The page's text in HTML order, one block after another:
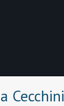
Cecchini